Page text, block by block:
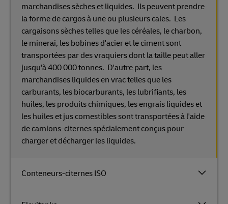
Conteneurs-citernes ISO
marchandises sèches et liquides. Ils peuvent prendre
la forme de cargos à une ou plusieurs cales. Les
cargaisons sèches telles que les céréales, le charbon,
le minerai, les bobines d'acier et le ciment sont
transportées par des vraquiers dont la taille peut aller
jusqu'à 400 000 tonnes. D'autre part, les
marchandises liquides en vrac telles que les
carburants, les biocarburants, les lubrifiants, les
huiles, les produits chimiques, les engrais liquides et
les huiles et jus comestibles sont transportées à l'aide
de camions-citernes spécialement conçus pour
charger et décharger les liquides.